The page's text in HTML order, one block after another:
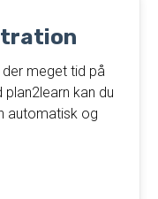
meget tid på
kan du
automatisk og